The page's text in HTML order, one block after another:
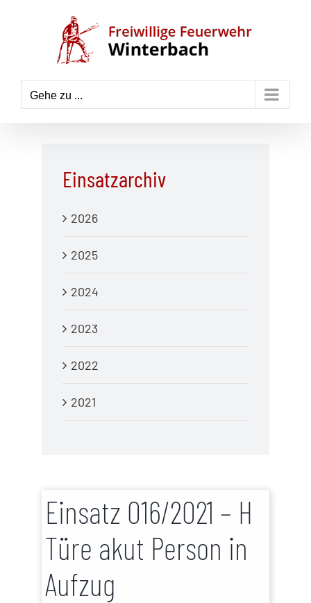
Gehe zu ...
Einsatz 016/2021 – H
Türe akut Person in
Aufzug
Einsatzarchiv
2026
2025
2024
2023
2022
2021